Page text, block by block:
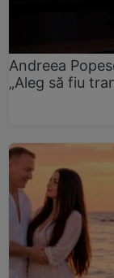
Andreea
„Aleg să fiu